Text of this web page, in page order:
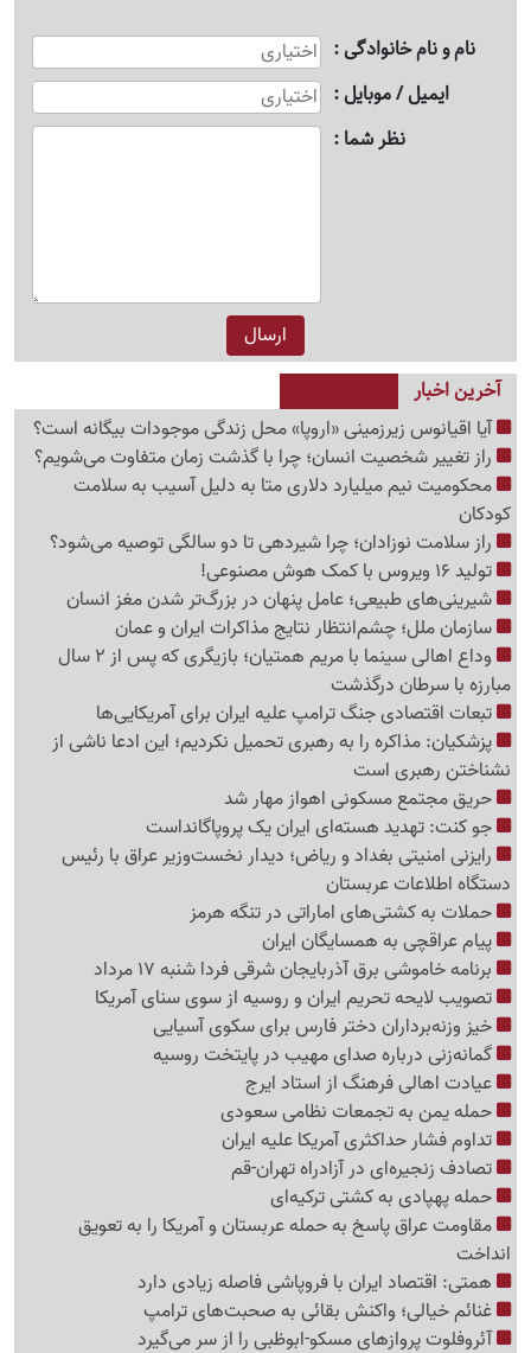
نام و نام خانوادگی
ایمیل / موبایل
نظر شما
آخرین اخبار
آیا اقیانوس زیرزمینی «اروپا» محل زندگی موجودات بیگانه است؟
راز تغییر شخصیت انسان؛ چرا با گذشت زمان متفاوت می‌شویم؟
محکومیت نیم میلیارد دلاری متا به دلیل آسیب به سلامت
کودکان
راز سلامت نوزادان؛ چرا شیردهی تا دو سالگی توصیه می‌شود؟
تولید 16 ویروس با کمک هوش مصنوعی!
شیرینی‌های طبیعی؛ عامل پنهان در بزرگ‌تر شدن مغز انسان
سازمان ملل؛ چشم‌انتظار نتایج مذاکرات ایران و عمان
وداع اهالی سینما با مریم همتیان؛ بازیگری که پس از 2 سال
مبارزه با سرطان درگذشت
تبعات اقتصادی جنگ ترامپ علیه ایران برای آمریکایی‌ها
پزشکیان: مذاکره را به رهبری تحمیل نکردیم؛ این ادعا ناشی از
نشناختن رهبری است
حریق مجتمع مسکونی اهواز مهار شد
جو کنت: تهدید هسته‌ای ایران یک پروپاگانداست
رایزنی امنیتی بغداد و ریاض؛ دیدار نخست‌وزیر عراق با رئیس
دستگاه اطلاعات عربستان
حملات به کشتی‌های اماراتی در تنگه هرمز
پیام عراقچی به همسایگان ایران
برنامه خاموشی برق آذربایجان شرقی فردا شنبه 17 مرداد
تصویب لایحه تحریم ایران و روسیه از سوی سنای آمریکا
خیز وزنه‌برداران دختر فارس برای سکوی آسیایی
گمانه‌زنی درباره صدای مهیب در پایتخت روسیه
عیادت اهالی فرهنگ از استاد ایرج
حمله یمن به تجمعات نظامی سعودی
تداوم فشار حداکثری آمریکا علیه ایران
تصادف زنجیره‌ای در آزادراه تهران-قم
حمله پهپادی به کشتی ترکیه‌ای
مقاومت عراق پاسخ به حمله عربستان و آمریکا را به تعویق
انداخت
همتی: اقتصاد ایران با فروپاشی فاصله زیادی دارد
غنائم خیالی؛ واکنش بقائی به صحبت‌های ترامپ
آئروفلوت پروازهای مسکو-ابوظبی را از سر می‌گیرد